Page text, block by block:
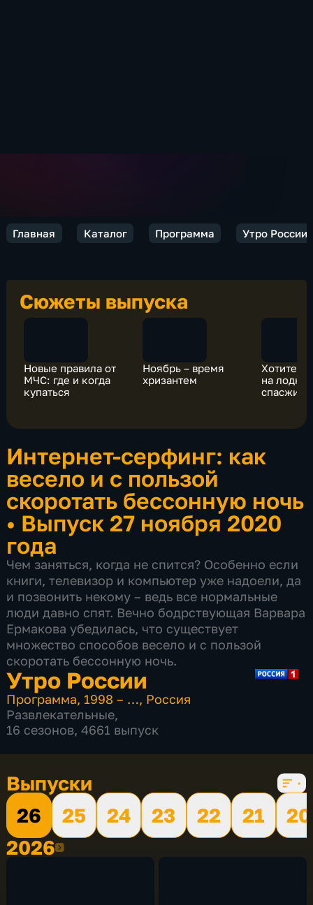
Главная Каталог Программа Утро России
Сюжеты выпуска
Новые правила от
МЧС: где и когда
купаться
Ноябрь – время
хризантем
Хотите
на лодке
Интернет-серфинг: как
весело и с пользой
скоротать бессонную ночь
• Выпуск 27 ноября 2020
года
Чем заняться, когда не спится? Особенно если
книги, телевизор и компьютер уже надоели, да
и позвонить некому – ведь все нормальные
люди давно спят. Вечно бодрствующая Варвара
Ермакова убедилась, что существует
множество способов весело и с пользой
скоротать бессонную ночь.
Утро России
Программа, 1998 – …, Россия
Развлекательные,
16 сезонов, 4661 выпуск
Выпуски
26
25 24 23 22 21
20
20262026